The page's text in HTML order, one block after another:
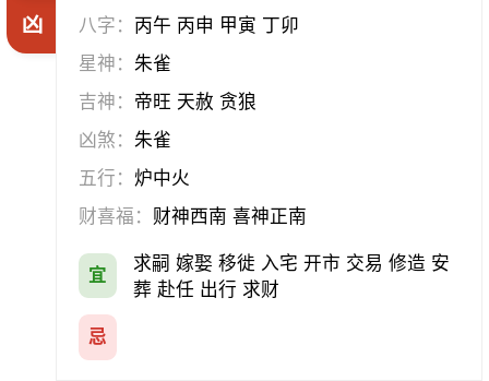
凶
八字： 丙午 丙申 甲寅 丁卯
星神：朱雀
吉神： 帝旺 天赦 贪狼
凶煞：朱雀
五行： 炉中火
财喜福： 财神西南 喜神正南
宜
求嗣 嫁娶 移徙 入宅 开市 交易 修造 安
葬 赴任 出行 求财
忌